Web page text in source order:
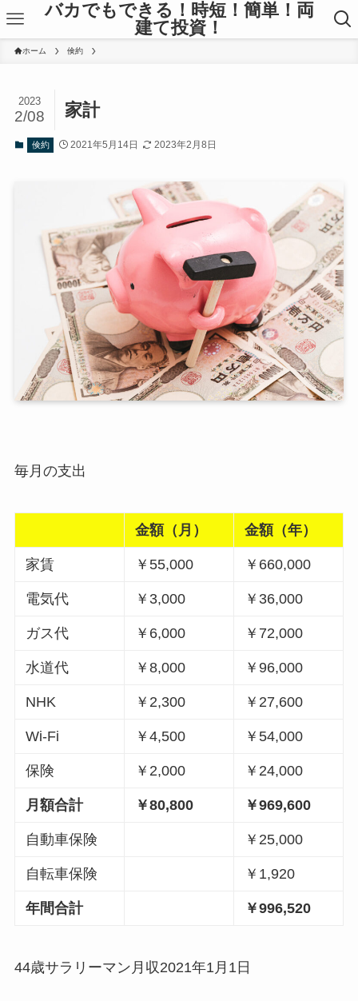
バカでもできる！時短！簡単！両
建て投資！
ホーム 倹約
家計
2023
2/08
倹約 2021年5月14日 2023年2月8日
毎月の支出
金額（月） 金額（年）
家賃 ￥55,000 ￥660,000
電気代 ￥3,000 ￥36,000
ガス代 ￥6,000 ￥72,000
水道代 ￥8,000 ￥96,000
NHK ￥2,300 ￥27,600
Wi-Fi ￥4,500 ￥54,000
保険 ￥2,000 ￥24,000
月額合計 ￥80,800 ￥969,600
自動車保険 ￥25,000
自転車保険 ￥1,920
年間合計 ￥996,520
44歳サラリーマン月収2021年1月1日